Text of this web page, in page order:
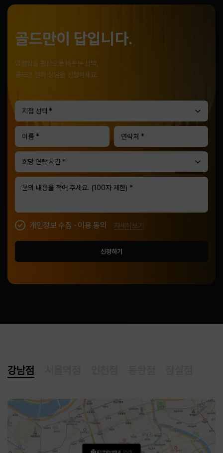
골드만이 답입니다.
망설임을 확신으로 바꾸는 선택,
골드만 전화 상담을 신청하세요.
지점 선택 *
희망 연락 시간 *
개인정보 수집 · 이용 동의 자세히보기
신청하기
강남점